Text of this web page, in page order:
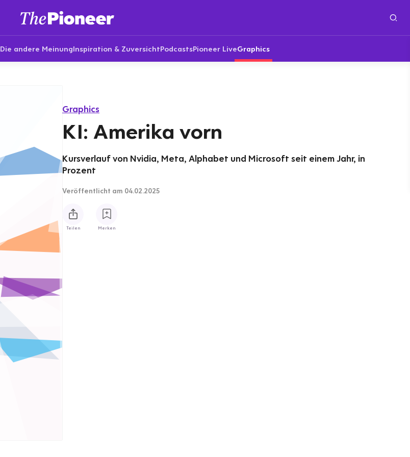
Die andere MeinungInspiration & ZuversichtPodcastsPioneer LiveGraphics
Graphics
KI: Amerika vorn
Kursverlauf von Nvidia, Meta, Alphabet und Microsoft seit einem Jahr, in
Prozent
Veröffentlicht am 04.02.2025
Teilen Merken